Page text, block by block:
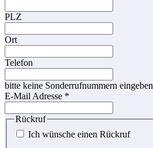
PLZ
Ort
Telefon
bitte keine Sonderrufnummern eingeben
E-Mail Adresse *
Rückruf
Ich wünsche einen Rückruf